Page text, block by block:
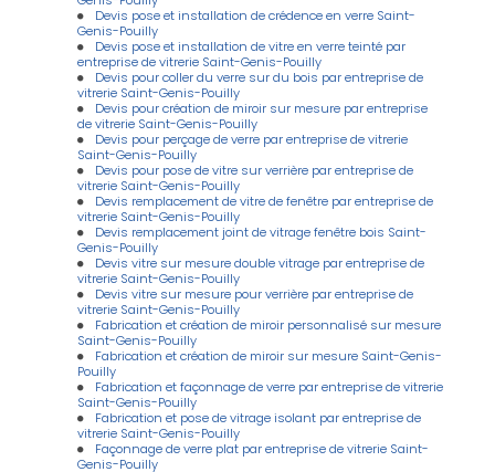
Devis pose et installation de crédence en verre Saint-
Genis-Pouilly
Devis pose et installation de vitre en verre teinté par
entreprise de vitrerie Saint-Genis-Pouilly
Devis pour coller du verre sur du bois par entreprise de
vitrerie Saint-Genis-Pouilly
Devis pour création de miroir sur mesure par entreprise
de vitrerie Saint-Genis-Pouilly
Devis pour perçage de verre par entreprise de vitrerie
Saint-Genis-Pouilly
Devis pour pose de vitre sur verrière par entreprise de
vitrerie Saint-Genis-Pouilly
Devis remplacement de vitre de fenêtre par entreprise de
vitrerie Saint-Genis-Pouilly
Devis remplacement joint de vitrage fenêtre bois Saint-
Genis-Pouilly
Devis vitre sur mesure double vitrage par entreprise de
vitrerie Saint-Genis-Pouilly
Devis vitre sur mesure pour verrière par entreprise de
vitrerie Saint-Genis-Pouilly
Fabrication et création de miroir personnalisé sur mesure
Saint-Genis-Pouilly
Fabrication et création de miroir sur mesure Saint-Genis-
Pouilly
Fabrication et façonnage de verre par entreprise de vitrerie
Saint-Genis-Pouilly
Fabrication et pose de vitrage isolant par entreprise de
vitrerie Saint-Genis-Pouilly
Façonnage de verre plat par entreprise de vitrerie Saint-
Genis-Pouilly